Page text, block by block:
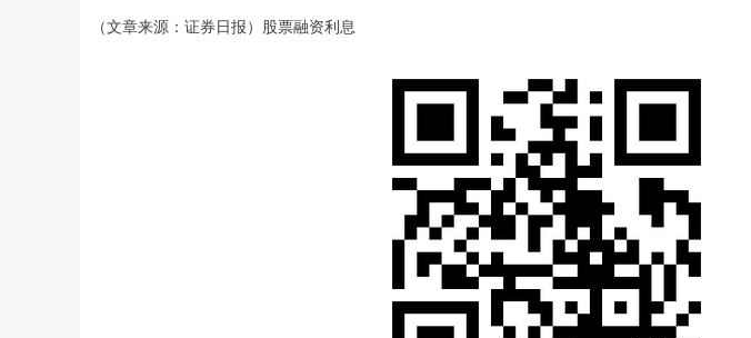
（文章来源：证券日报）股票融资利息